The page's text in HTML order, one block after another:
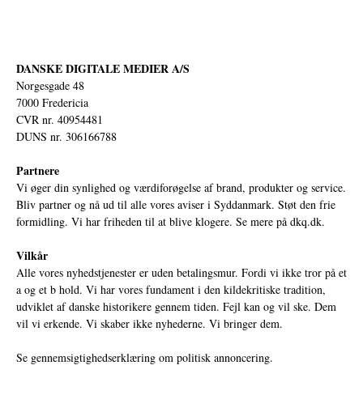
DANSKE DIGITALE MEDIER A/S
Norgesgade 48
7000 Fredericia
CVR nr. 40954481
DUNS nr. 306166788
Partnere
Vi øger din synlighed og værdiforøgelse af brand, produkter og service.
Bliv partner og nå ud til alle vores aviser i Syddanmark. Støt den frie
formidling. Vi har friheden til at blive klogere. Se mere på dkq.dk.
Vilkår
Alle vores nyhedstjenester er uden betalingsmur. Fordi vi ikke tror på et
a og et b hold. Vi har vores fundament i den kildekritiske tradition,
udviklet af danske historikere gennem tiden. Fejl kan og vil ske. Dem
vil vi erkende. Vi skaber ikke nyhederne. Vi bringer dem.
Se gennemsigtighedserklæring om politisk annoncering.